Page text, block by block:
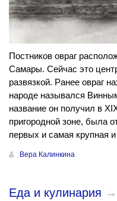
Постников овраг
Самары. Сейчас это
развязкой. Ранее овраг
народе назывался
название он получил в
пригородной зоне, была
первых и самая крупная
Вера Калинкина
Еда и кулинария →